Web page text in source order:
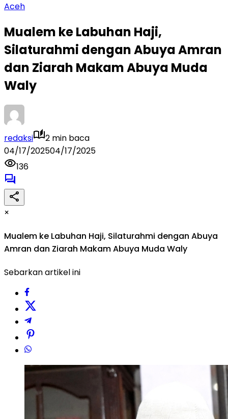
Aceh
Mualem ke Labuhan Haji,
Silaturahmi dengan Abuya Amran
dan Ziarah Makam Abuya Muda
Waly
redaksi
2 min baca
04/17/202504/17/2025
136
×
Mualem ke Labuhan Haji, Silaturahmi dengan Abuya
Amran dan Ziarah Makam Abuya Muda Waly
Sebarkan artikel ini